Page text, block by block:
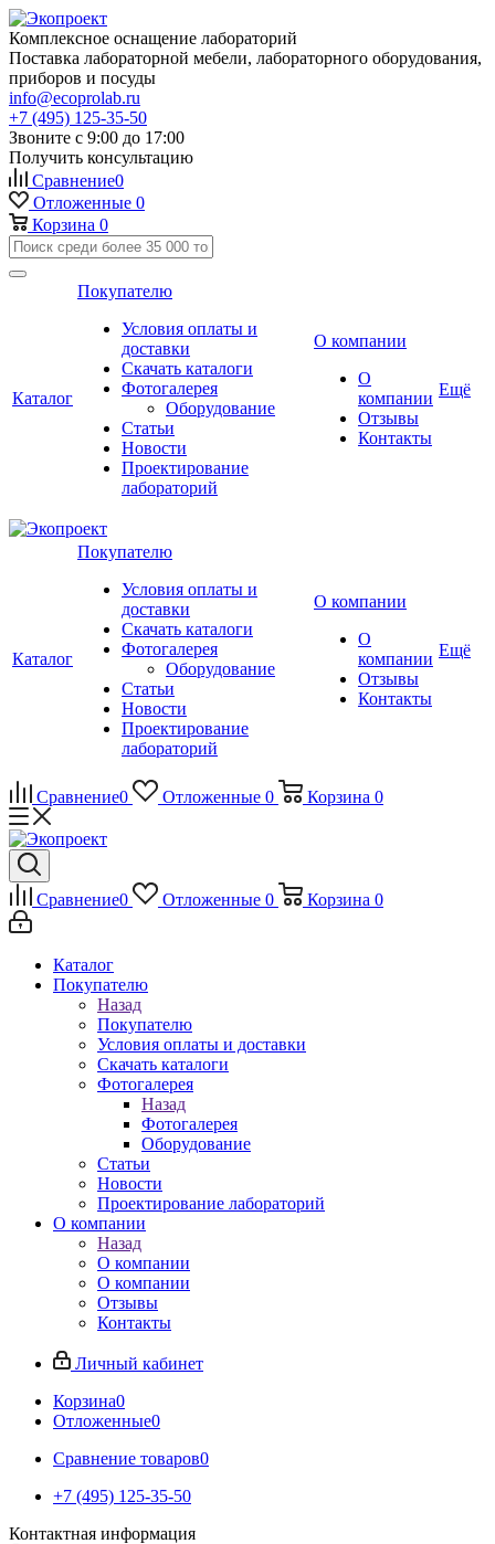
Комплексное оснащение лабораторий
Поставка лабораторной мебели, лабораторного оборудования,
приборов и посуды
info@ecoprolab.ru
+7 (495) 125-35-50
Звоните с 9:00 до 17:00
Получить консультацию
Сравнение0
Отложенные 0
Корзина 0
Каталог
Покупателю
Условия оплаты и
доставки
Скачать каталоги
Фотогалерея
Оборудование
Статьи
Новости
Проектирование
лабораторий
О компании
О
компании
Отзывы
Контакты
Ещё
Каталог
Покупателю
Условия оплаты и
доставки
Скачать каталоги
Фотогалерея
Оборудование
Статьи
Новости
Проектирование
лабораторий
О компании
О
компании
Отзывы
Контакты
Ещё
Сравнение0 Отложенные 0 Корзина 0
Сравнение0 Отложенные 0 Корзина 0
Каталог
Покупателю
Назад
Покупателю
Условия оплаты и доставки
Скачать каталоги
Фотогалерея
Назад
Фотогалерея
Оборудование
Статьи
Новости
Проектирование лабораторий
О компании
Назад
О компании
О компании
Отзывы
Контакты
Личный кабинет
Корзина0
Отложенные0
Сравнение товаров0
+7 (495) 125-35-50
Контактная информация